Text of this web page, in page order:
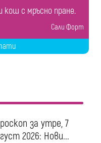
кош с мръсно пране.
Сали Форт
за утре, 7
2026: Нови...